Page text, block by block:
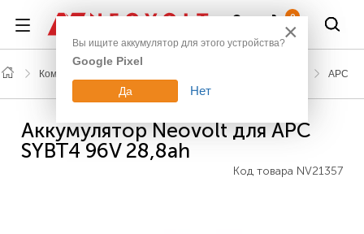
0
Компьютерная техника APC
Аккумулятор Neovolt для APC
SYBT4 96V 28,8ah
Код товара NV21357
×
Вы ищите аккумулятор для этого устройства?
Google Pixel
Да Нет